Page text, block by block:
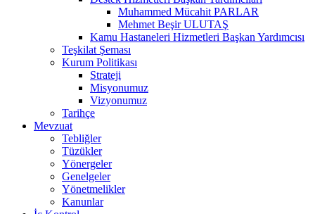
Muhammed Mücahit PARLAR
Mehmet Beşir ULUTAŞ
Kamu Hastaneleri Hizmetleri Başkan Yardımcısı
Teşkilat Şeması
Kurum Politikası
Strateji
Misyonumuz
Vizyonumuz
Tarihçe
Mevzuat
Tebliğler
Tüzükler
Yönergeler
Genelgeler
Yönetmelikler
Kanunlar